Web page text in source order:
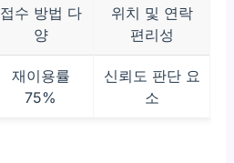
접수 방법 다
양
위치 및 연락
편리성
재이용률
75%
신뢰도 판단 요
소